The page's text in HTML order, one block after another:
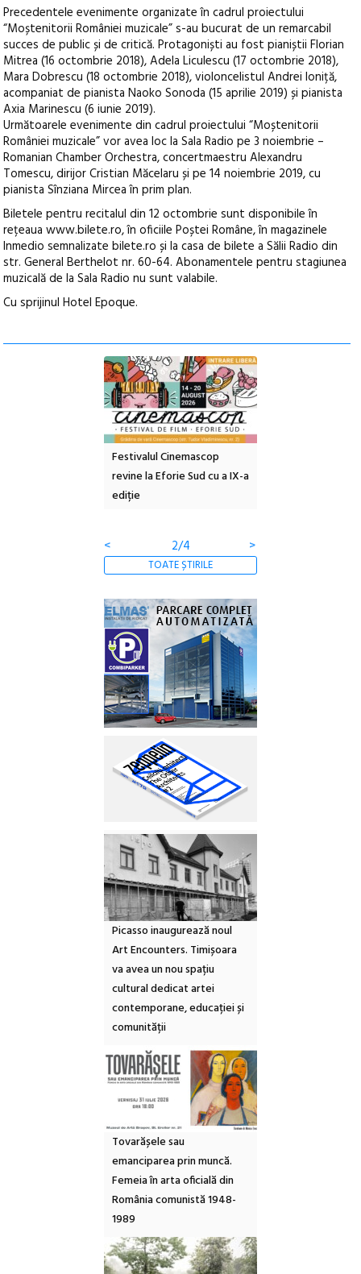
Precedentele evenimente organizate în cadrul proiectului
“Moștenitorii României muzicale” s-au bucurat de un remarcabil
succes de public și de critică. Protagoniști au fost pianiștii Florian
Mitrea (16 octombrie 2018), Adela Liculescu (17 octombrie 2018),
Mara Dobrescu (18 octombrie 2018), violoncelistul Andrei Ioniță,
acompaniat de pianista Naoko Sonoda (15 aprilie 2019) și pianista
Axia Marinescu (6 iunie 2019).
Următoarele evenimente din cadrul proiectului “Moștenitorii
României muzicale” vor avea loc la Sala Radio pe 3 noiembrie –
Romanian Chamber Orchestra, concertmaestru Alexandru
Tomescu, dirijor Cristian Măcelaru și pe 14 noiembrie 2019, cu
pianista Sînziana Mircea în prim plan.
Biletele pentru recitalul din 12 octombrie sunt disponibile în
rețeaua www.bilete.ro, în oficiile Poștei Române, în magazinele
Inmedio semnalizate bilete.ro și la casa de bilete a Sălii Radio din
str. General Berthelot nr. 60-64. Abonamentele pentru stagiunea
muzicală de la Sala Radio nu sunt valabile.
Cu sprijinul Hotel Epoque.
Festivalul Cinemascop
revine la Eforie Sud cu a IX-a
ediție
<
2/4 >
TOATE ȘTIRILE
Picasso inaugurează noul
Art Encounters. Timișoara
va avea un nou spațiu
cultural dedicat artei
contemporane, educației și
comunității
Tovarășele sau
emanciparea prin muncă.
Femeia în arta oficială din
România comunistă 1948-
1989